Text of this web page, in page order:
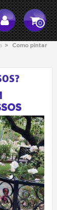
0
> Como pintar